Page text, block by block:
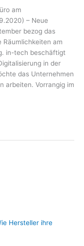
am
– Neue
bezog das
am
in-tech beschäftigt
in der
das Unternehmen
arbeiten. Vorrangig im
Hersteller ihre